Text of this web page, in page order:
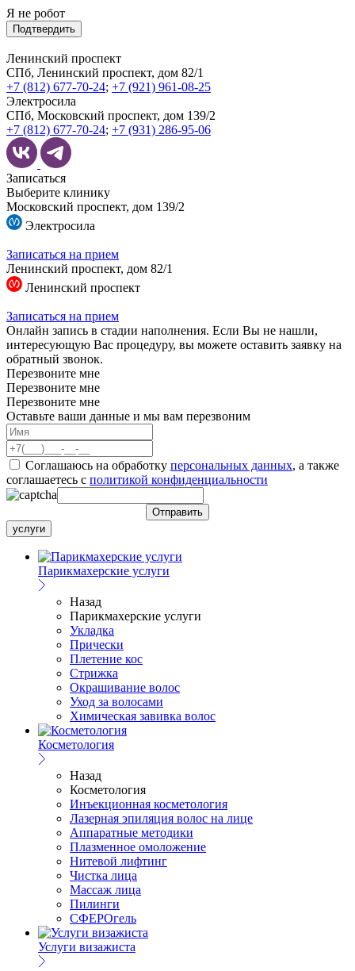
Я не робот
Подтвердить
Ленинский проспект
СПб, Ленинский проспект, дом 82/1
+7 (812) 677-70-24; +7 (921) 961-08-25
Электросила
СПб, Московский проспект, дом 139/2
+7 (812) 677-70-24; +7 (931) 286-95-06
Записаться
Выберите клинику
Московский проспект, дом 139/2
Электросила
Записаться на прием
Ленинский проспект, дом 82/1
Ленинский проспект
Записаться на прием
Онлайн запись в стадии наполнения. Если Вы не нашли,
интересующую Вас процедуру, вы можете оставить заявку на
обратный звонок.
Перезвоните мне
Перезвоните мне
Перезвоните мне
Оставьте ваши данные и мы вам перезвоним
Соглашаюсь на обработку персональных данных, а также
соглашаетесь c политикой конфиденциальности
услуги
Парикмахерские услуги
Назад
Парикмахерские услуги
Укладка
Прически
Плетение кос
Стрижка
Окрашивание волос
Уход за волосами
Химическая завивка волос
Косметология
Назад
Косметология
Инъекционная косметология
Лазерная эпиляция волос на лице
Аппаратные методики
Плазменное омоложение
Нитевой лифтинг
Чистка лица
Массаж лица
Пилинги
СФЕРОгель
Услуги визажиста